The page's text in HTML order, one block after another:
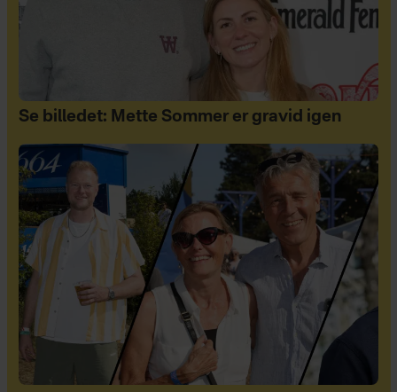
Se billedet: Mette Sommer er gravid igen